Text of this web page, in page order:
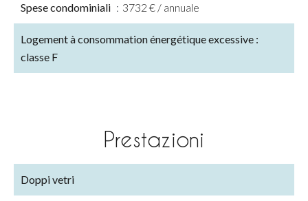
Spese condominiali 3732 € / annuale
Logement à consommation énergétique excessive :
classe F
Prestazioni
Doppi vetri